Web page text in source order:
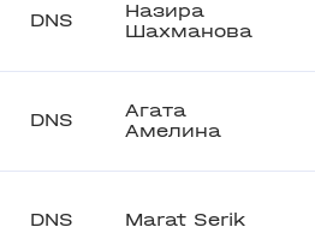
DNS
Назира
Шахманова
DNS
Агата
Амелина
DNS Marat Serik